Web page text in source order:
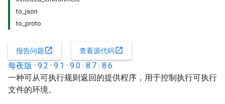
to_json
to_proto
报告问题open_in_new 查看源代码open_in_new
每夜版 · 9.2 · 9.1 · 9.0 · 8.7 · 8.6
一种可从可执行规则返回的提供程序，用于控制执行可执行
文件的环境。